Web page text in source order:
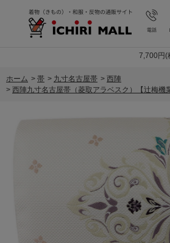
7,700円(
ホーム > 帯 > 九寸名古屋帯 > 西陣
> 西陣九寸名古屋帯（菱取アラベスク）【辻梅機